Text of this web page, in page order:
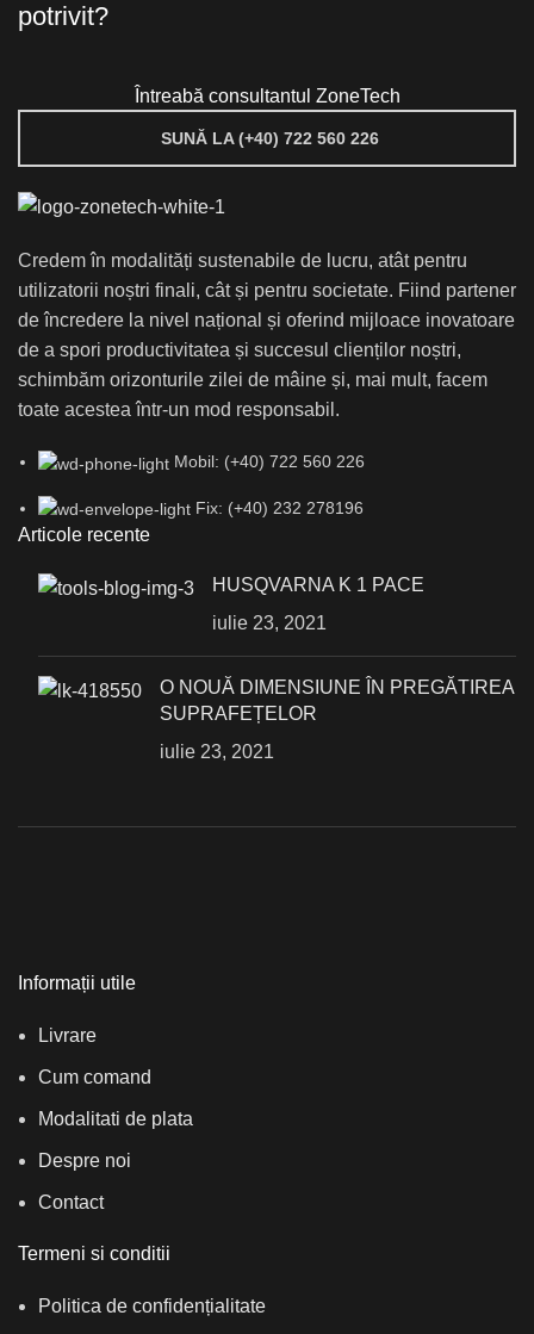
potrivit?
Întreabă consultantul ZoneTech
SUNĂ LA (+40) 722 560 226
Credem în modalități sustenabile de lucru, atât pentru
utilizatorii noștri finali, cât și pentru societate. Fiind partener
de încredere la nivel național și oferind mijloace inovatoare
de a spori productivitatea și succesul clienților noștri,
schimbăm orizonturile zilei de mâine și, mai mult, facem
toate acestea într-un mod responsabil.
Mobil: (+40) 722 560 226
Fix: (+40) 232 278196
Articole recente
HUSQVARNA K 1 PACE
iulie 23, 2021
О NOUĂ DIMENSIUNE ÎN PREGĂTIREA
SUPRAFEȚELOR
iulie 23, 2021
Informații utile
Livrare
Cum comand
Modalitati de plata
Despre noi
Contact
Termeni si conditii
Politica de confidențialitate